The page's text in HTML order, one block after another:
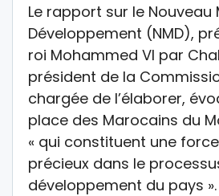
Le rapport sur le Nouveau
Développement (NMD),
roi Mohammed VI par
président de la
chargée de l’élaborer,
place des Marocains du
« qui constituent une
précieux dans le
développement du pays ».